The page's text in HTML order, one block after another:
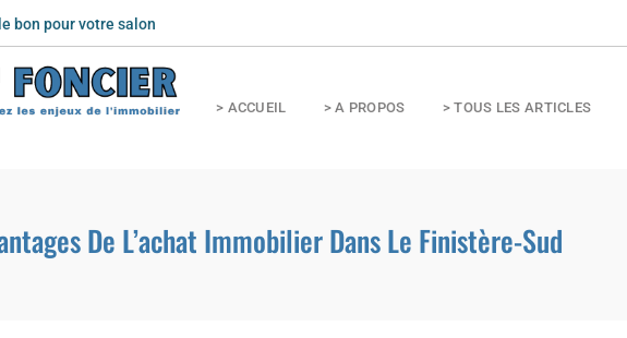
bon pour votre salon
> ACCUEIL > A PROPOS > TOUS LES ARTICLES
De L’achat Immobilier Dans Le Finistère-Sud